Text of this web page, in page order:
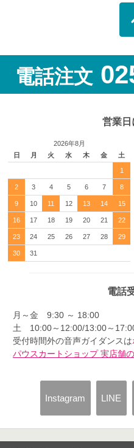
電話注文
営業日
2026年8月
日
月 火 水 木 金 土
1
2 3 4 5 6 7 8
9 10 11 12 13 14 15
16 17 18 19 20 21 22
23 24 25 26 27 28 29
30 31
電話
月～金 9:30 ～ 18:00
土 10:00～12:00/13:00～
受付時間外の音声ガイダンスは
パウスカートショップ 実店舗
Instagram LINE